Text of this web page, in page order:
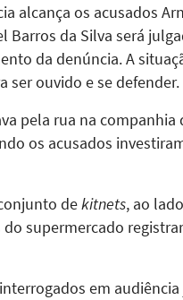
alcança os acusados
da Silva será
da denúncia. A
ser ouvido e se defender.
pela rua na
os acusados
dekitnets, ao
supermercado
em